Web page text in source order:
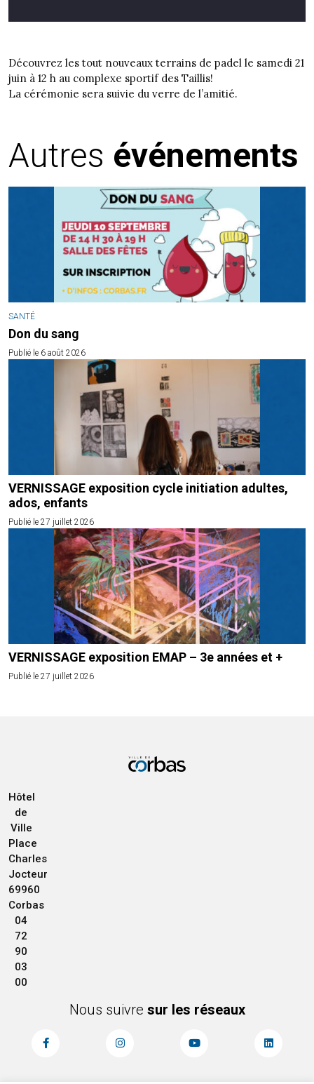
Découvrez les tout nouveaux terrains de padel le samedi 21
juin à 12 h au complexe sportif des Taillis!
La cérémonie sera suivie du verre de l’amitié.
Autres événements
SANTÉ
Don du sang
Publié le 6 août 2026
VERNISSAGE exposition cycle initiation adultes,
ados, enfants
Publié le 27 juillet 2026
VERNISSAGE exposition EMAP – 3e années et +
Publié le 27 juillet 2026
Hôtel
de
Ville
Place
Charles
Jocteur
69960
Corbas
04
72
90
03
00
Nous suivre sur les réseaux